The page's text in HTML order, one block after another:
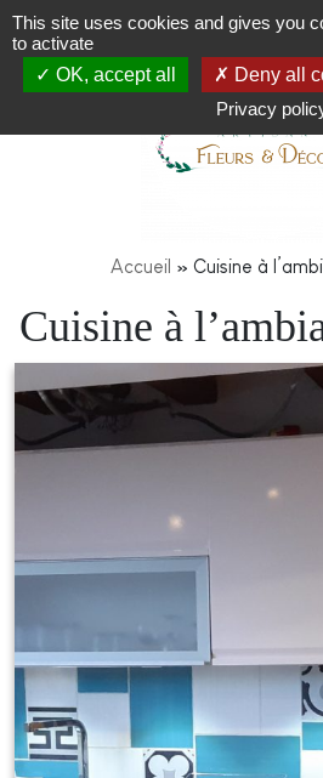
Accueil » Cuisine à
Cuisine à
This site uses cookies and gives you
to activate
OK, accept all
Deny all
Privacy